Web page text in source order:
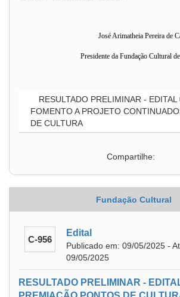
José Arimatheia Pereira de
Presidente da Fundação Cultural
RESULTADO PRELIMINAR -
FOMENTO A PROJETO
DE CULTURA
Compartilhe:
Fundação Cultural
C-956
Edital
Publicado em: 09/05/2025 -
09/05/2025
RESULTADO PRELIMINAR -